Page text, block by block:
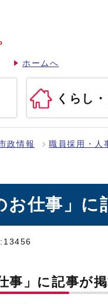
ホームへ
くらし
政情報 職員採用・人
お仕事」
事」に記事が